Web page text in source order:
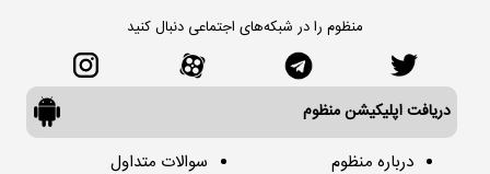
منظوم را در شبکه‌های اجتماعی دنبال کنید
دریافت اپلیکیشن منظوم
درباره منظوم سوالات متداول